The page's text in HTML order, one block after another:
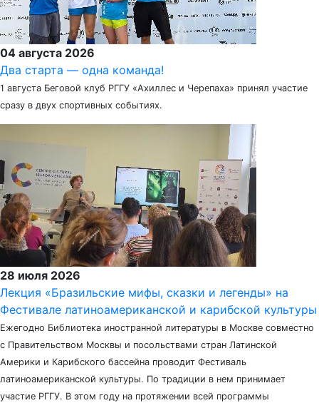
04 августа 2026
Два старта — одна команда!
1 августа Беговой клуб РГГУ «Ахиллес и Черепаха» принял участие
сразу в двух спортивных событиях.
28 июля 2026
Лекция «Бразильские мифы, сказки и легенды» на
Фестивале латиноамериканской и карибской культуры
Ежегодно Библиотека иностранной литературы в Москве совместно
с Правительством Москвы и посольствами стран Латинской
Америки и Карибского бассейна проводит Фестиваль
латиноамериканской культуры. По традиции в нем принимает
участие РГГУ. В этом году на протяжении всей программы